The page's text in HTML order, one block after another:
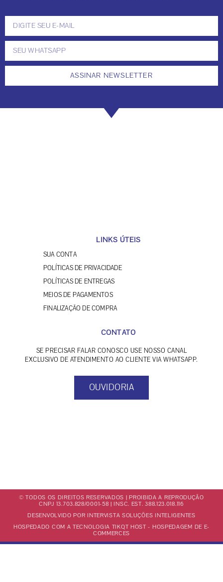
ASSINAR NEWSLETTER
LINKS ÚTEIS
SUA CONTA
POLÍTICAS DE PRIVACIDADE
POLÍTICAS DE ENTREGAS
MEIOS DE PAGAMENTOS
FINALIZAÇÃO DE COMPRA
CONTATO
SE PRECISAR FALAR CONOSCO USE NOSSO CANAL
EXCLUSIVO DE ATENDIMENTO AO CLIENTE VIA WHATSAPP.
OUVIDORIA
© TODOS OS DIREITOS RESERVADOS | PROIBIDA A REPRODUÇÃO
CNPJ 13.703.828/0001-58 | INSC. EST. 388.123.018.116
DESENVOLVIDO POR INTERVISTA SOLUÇÕES INTELIGENTES
HOSPEDADO COM A TECNOLOGIA TIKQT HOST - HOSPEDAGEM DE E-
COMMERCES